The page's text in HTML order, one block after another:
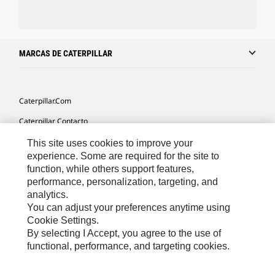
MARCAS DE CATERPILLAR
Caterpillar.com
Caterpillar Contacto
Mis Preferencias De Marketing
Site Map
Cookie Settings
Legal
Privacy
This site uses cookies to improve your
experience. Some are required for the site to
function, while others support features,
performance, personalization, targeting, and
analytics.
You can adjust your preferences anytime using
Cookie Settings.
By selecting I Accept, you agree to the use of
functional, performance, and targeting cookies.